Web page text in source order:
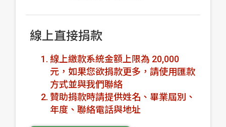
線上直接捐款
線上繳款系統金額上限為 20,000
元，如果您欲捐款更多，請使用匯款
方式並與我們聯絡
贊助捐款時請提供姓名、畢業屆別、
年度、聯絡電話與地址